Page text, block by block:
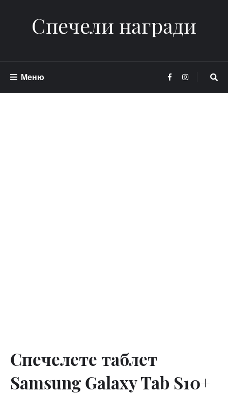
Спечели награди
Меню
Спечелете таблет
Samsung Galaxy Tab S10+